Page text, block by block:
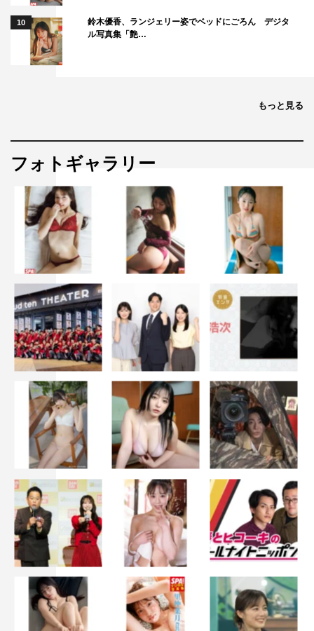
10
鈴木優香、ランジェリー姿でベッドにごろん デジタ
ル写真集「艶…
もっと見る
フォトギャラリー